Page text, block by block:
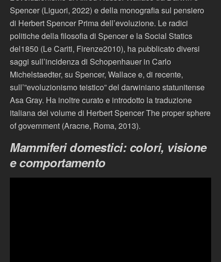
Spencer (Liguori, 2022) e della monografia sul pensiero
di Herbert Spencer Prima dell’evoluzione. Le radici
politiche della filosofia di Spencer e la Social Statics
del1850 (Le Cariti, Firenze2010), ha pubblicato diversi
saggi sull’incidenza di Schopenhauer in Carlo
Michelstaedter, su Spencer, Wallace e, di recente,
sull’”evoluzionismo teistico” del darwiniano statunitense
Asa Gray. Ha inoltre curato e introdotto la traduzione
italiana del volume di Herbert Spencer The proper sphere
of government (Aracne, Roma, 2013).
Mammiferi domestici: colori, visione
e comportamento